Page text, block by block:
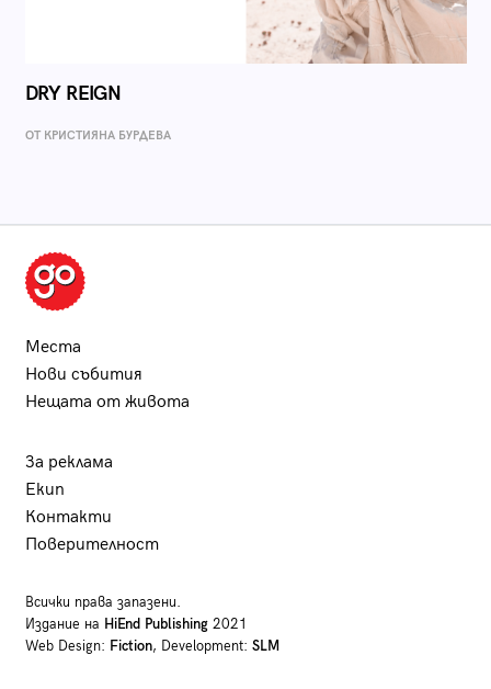
DRY REIGN
ОТ КРИСТИЯНА БУРДЕВА
Места
Нови събития
Нещата от живота
За реклама
Екип
Контакти
Поверителност
Всички права запазени.
Издание на HiEnd Publishing2021
Web Design: Fiction, Development: SLM